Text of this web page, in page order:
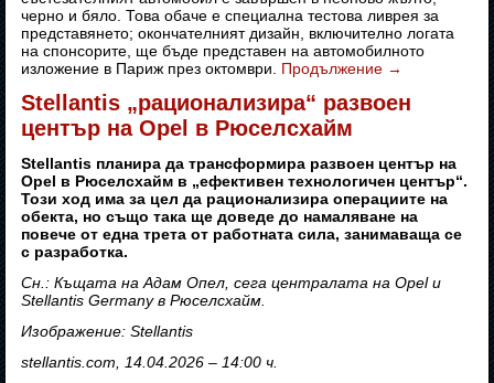
черно и бяло. Това обаче е специална тестова ливрея за
представянето; окончателният дизайн, включително логата
на спонсорите, ще бъде представен на автомобилното
изложение в Париж през октомври. Продължение →
Stellantis „рационализира“ развоен
център на Opel в Рюселсхайм
Stellantis планира да трансформира развоен център на
Opel в Рюселсхайм в „ефективен технологичен център“.
Този ход има за цел да рационализира операциите на
обекта, но също така ще доведе до намаляване на
повече от една трета от работната сила, занимаваща се
с разработка.
Сн.: Къщата на Адам Опел, сега централата на Opel и
Stellantis Germany в Рюселсхайм.
Изображение: Stellantis
stellantis.com, 14.04.2026 – 14:00 ч.